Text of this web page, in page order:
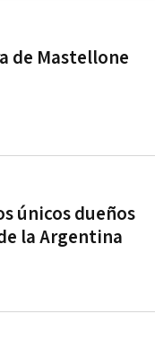
de Mastellone
únicos dueños
la Argentina